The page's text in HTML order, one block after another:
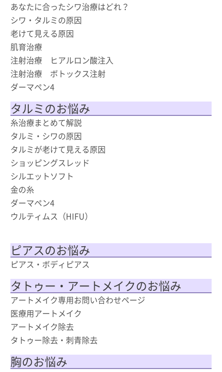
あなたに合ったシワ治療はどれ？
シワ・タルミの原因
老けて見える原因
肌育治療
注射治療 ヒアルロン酸注入
注射治療 ボトックス注射
ダーマペン4
タルミのお悩み
糸治療まとめて解説
タルミ・シワの原因
タルミが老けて見える原因
ショッピングスレッド
シルエットソフト
金の糸
ダーマペン4
ウルティムス（HIFU）
ピアスのお悩み
ピアス・ボディピアス
タトゥー・アートメイクのお悩み
アートメイク専用お問い合わせページ
医療用アートメイク
アートメイク除去
タトゥー除去・刺青除去
胸のお悩み